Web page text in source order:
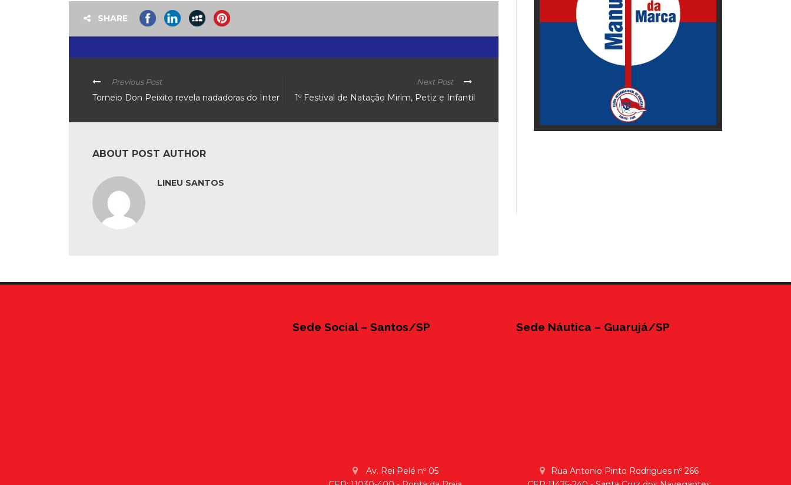
SHARE
Previous Post
Torneio Don Peixito revela nadadoras do Inter
Next Post
1º Festival de Natação Mirim, Petiz e Infantil
ABOUT POST AUTHOR
LINEU SANTOS
Sede Social – Santos/SP
Av. Rei Pelé nº 05
Sede Náutica – Guarujá/SP
Rua Antonio Pinto Rodrigues nº 266